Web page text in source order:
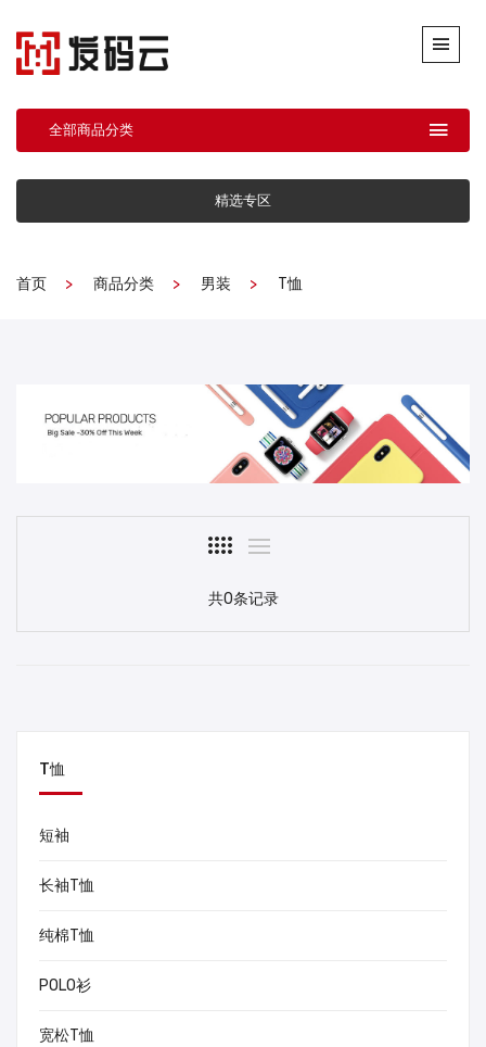
全部商品分类
精选专区
首页 商品分类 男装 T恤
共0条记录
T恤
短袖
长袖T恤
纯棉T恤
POLO衫
宽松T恤